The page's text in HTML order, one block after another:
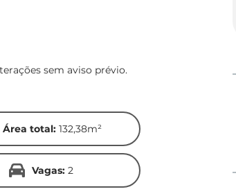
sem aviso prévio.
Área total: 132,38m²
Vagas:2